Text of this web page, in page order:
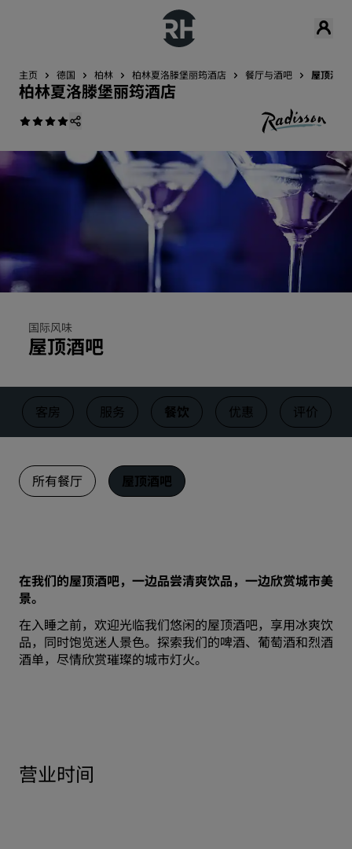
主页 德国 柏林 柏林夏洛滕堡丽筠酒店 餐厅与酒吧 屋顶酒吧
柏林夏洛滕堡丽筠酒店
国际风味
屋顶酒吧
客房 服务 餐饮 优惠 评价
所有餐厅 屋顶酒吧
在我们的屋顶酒吧，一边品尝清爽饮品，一边欣赏城市美
景。
在入睡之前，欢迎光临我们悠闲的屋顶酒吧，享用冰爽饮
品，同时饱览迷人景色。探索我们的啤酒、葡萄酒和烈酒
酒单，尽情欣赏璀璨的城市灯火。
营业时间